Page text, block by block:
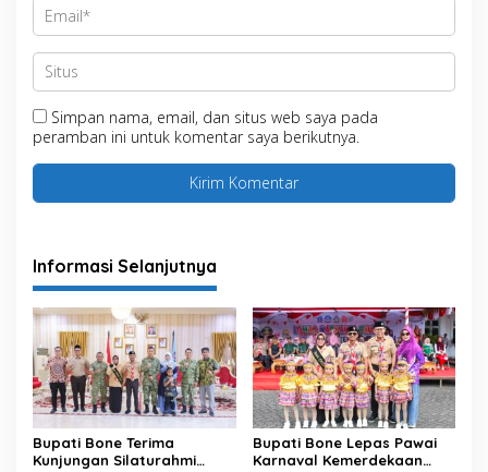
Simpan nama, email, dan situs web saya pada
peramban ini untuk komentar saya berikutnya.
Informasi Selanjutnya
Bupati Bone Terima
Kunjungan Silaturahmi
Bupati Bone Lepas Pawai
Karnaval Kemerdekaan